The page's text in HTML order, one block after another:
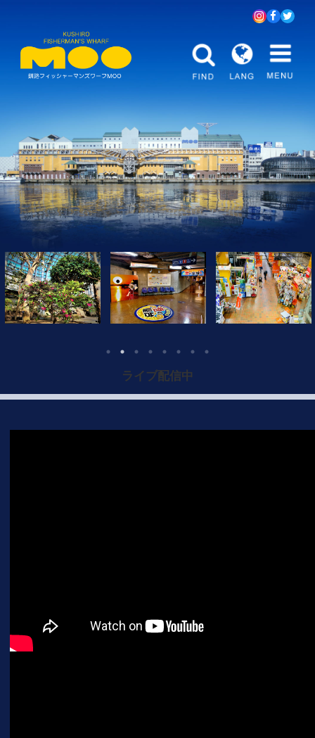
ライブ配信中